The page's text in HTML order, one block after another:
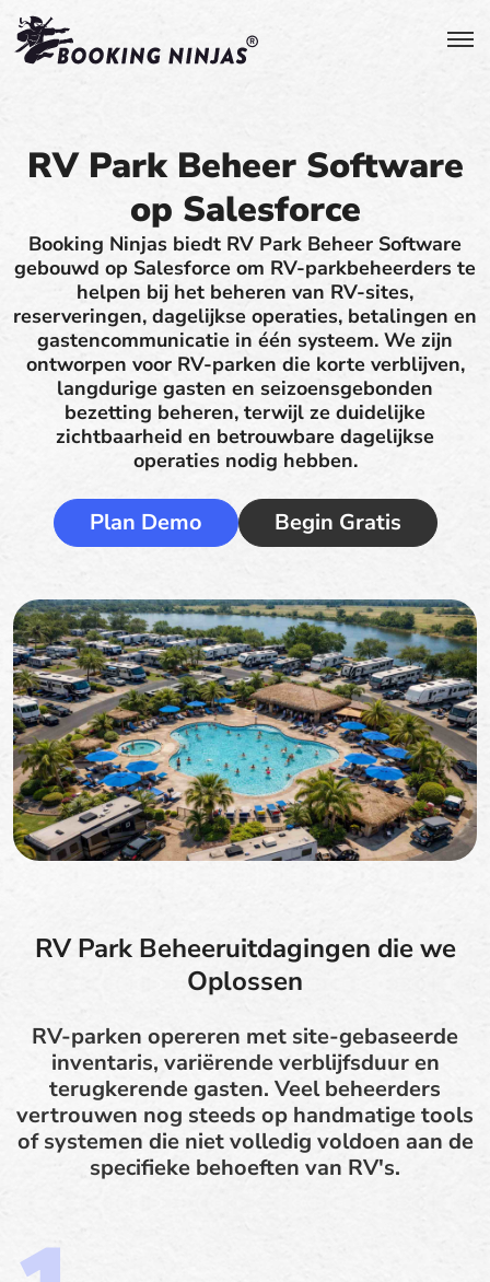
RV Park Beheer Software
op Salesforce
Booking Ninjas biedt RV Park Beheer Software
gebouwd op Salesforce om RV-parkbeheerders te
helpen bij het beheren van RV-sites,
reserveringen, dagelijkse operaties, betalingen en
gastencommunicatie in één systeem. We zijn
ontworpen voor RV-parken die korte verblijven,
langdurige gasten en seizoensgebonden
bezetting beheren, terwijl ze duidelijke
zichtbaarheid en betrouwbare dagelijkse
operaties nodig hebben.
Plan Demo Begin Gratis
RV Park Beheeruitdagingen die we
Oplossen
RV-parken opereren met site-gebaseerde
inventaris, variërende verblijfsduur en
terugkerende gasten. Veel beheerders
vertrouwen nog steeds op handmatige tools
of systemen die niet volledig voldoen aan de
specifieke behoeften van RV's.